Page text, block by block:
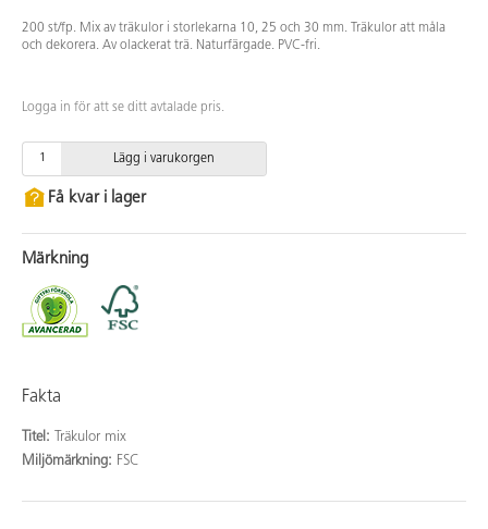
200 st/fp. Mix av träkulor i storlekarna 10, 25 och 30 mm. Träkulor att måla
och dekorera. Av olackerat trä. Naturfärgade. PVC-fri.
Logga in för att se ditt avtalade pris.
Lägg i varukorgen
Få kvar i lager
Märkning
Fakta
Titel:
Träkulor mix
Miljömärkning: FSC